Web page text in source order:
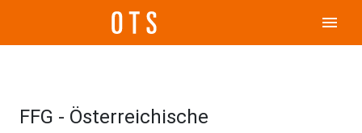
menu
FFG - Österreichische